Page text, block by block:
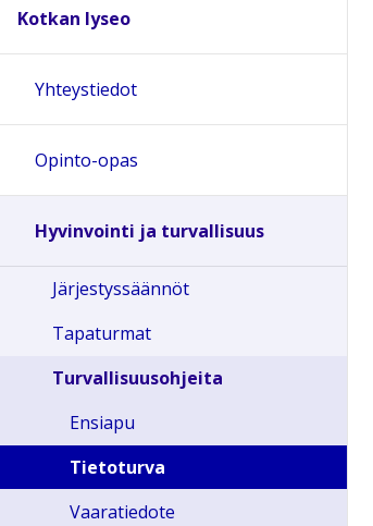
Kotkan lyseo
Yhteystiedot
Opinto-opas
Hyvinvointi ja turvallisuus
Järjestyssäännöt
Tapaturmat
Turvallisuusohjeita
Ensiapu
Tietoturva
Vaaratiedote